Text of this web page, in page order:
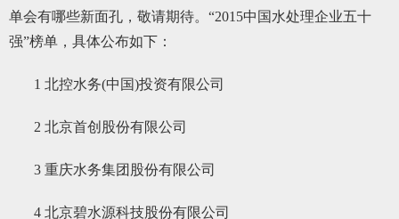
单会有哪些新面孔，敬请期待。“2015中国水处理企业五十
强”榜单，具体公布如下：
1 北控水务(中国)投资有限公司
2 北京首创股份有限公司
3 重庆水务集团股份有限公司
4 北京碧水源科技股份有限公司